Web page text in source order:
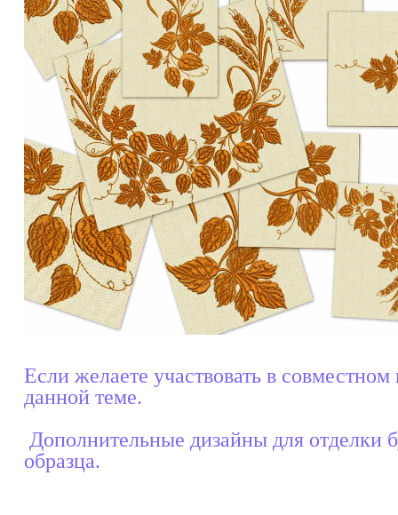
Если желаете участвовать в
данной теме.
Дополнительные дизайны для отделки
образца.